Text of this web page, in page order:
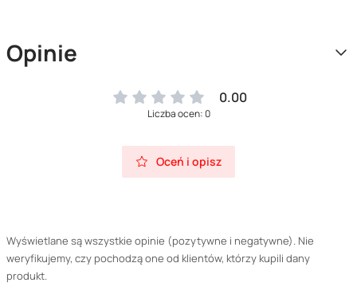
Opinie
0.00
Liczba ocen: 0
Oceń i opisz
Wyświetlane są wszystkie opinie (pozytywne i negatywne). Nie
weryfikujemy, czy pochodzą one od klientów, którzy kupili dany
produkt.